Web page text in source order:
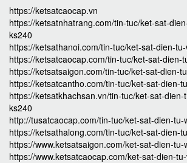
https://ketsatcaocap.vn
https://ketsatnhatrang.com/tin-tuc/ket-sat-
ks240
https://ketsathanoi.com/tin-tuc/ket-sat-dien-
https://ketsatcaocap.com/tin-tuc/ket-sat-dien-
https://ketsatsaigon.com/tin-tuc/ket-sat-dien-
https://ketsatcantho.com/tin-tuc/ket-sat-dien-
https://ketsatkhachsan.vn/tin-tuc/ket-sat-dien-
ks240
http://tusatcaocap.com/tin-tuc/ket-sat-dien-tu-
https://ketsathalong.com/tin-tuc/ket-sat-dien-
https://www.ketsatsaigon.com/ket-sat-dien-
https://www.ketsatcaocap.com/ket-sat-dien-